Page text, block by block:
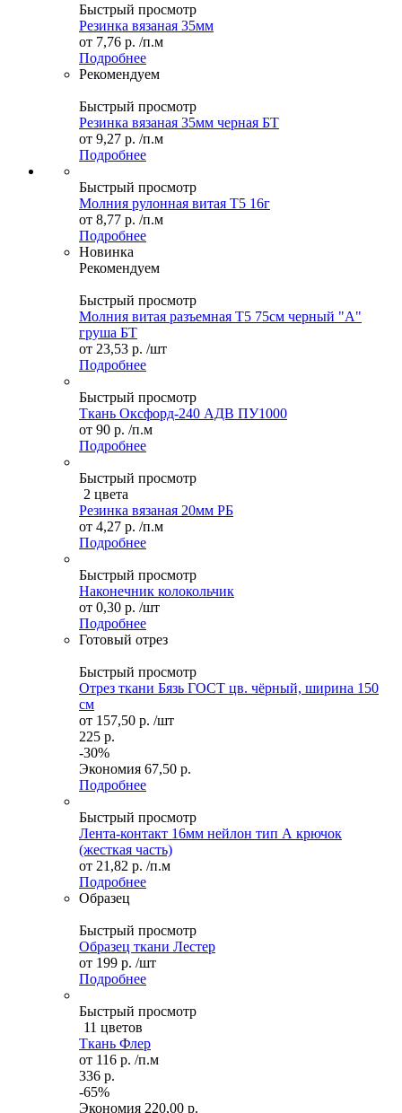
Быстрый просмотр
Резинка вязаная 35мм
от 7,76 р. /п.м
Подробнее
Рекомендуем
Быстрый просмотр
Резинка вязаная 35мм черная БТ
от 9,27 р. /п.м
Подробнее
Быстрый просмотр
Молния рулонная витая Т5 16г
от 8,77 р. /п.м
Подробнее
Новинка
Рекомендуем
Быстрый просмотр
Молния витая разъемная Т5 75см черный "А"
груша БТ
от 23,53 р. /шт
Подробнее
Быстрый просмотр
Ткань Оксфорд-240 АДВ ПУ1000
от 90 р. /п.м
Подробнее
Быстрый просмотр
2 цвета
Резинка вязаная 20мм РБ
от 4,27 р. /п.м
Подробнее
Быстрый просмотр
Наконечник колокольчик
от 0,30 р. /шт
Подробнее
Готовый отрез
Быстрый просмотр
Отрез ткани Бязь ГОСТ цв. чёрный, ширина 150
см
от 157,50 р. /шт
225 р.
-30%
Экономия 67,50 р.
Подробнее
Быстрый просмотр
Лента-контакт 16мм нейлон тип А крючок
(жесткая часть)
от 21,82 р. /п.м
Подробнее
Образец
Быстрый просмотр
Образец ткани Лестер
от 199 р. /шт
Подробнее
Быстрый просмотр
11 цветов
Ткань Флер
от 116 р. /п.м
336 р.
-65%
Экономия 220,00 р.